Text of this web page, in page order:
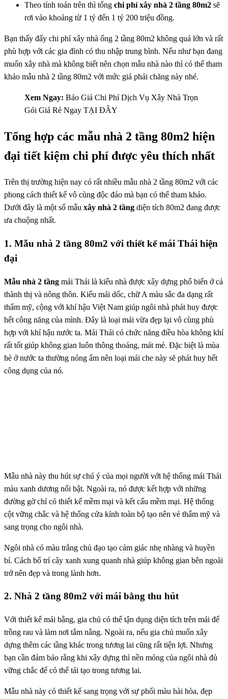
Theo tính toán trên thì tổng chi phí xây nhà 2 tầng 80m2 sẽ
rơi vào khoảng từ 1 tỷ đến 1 tỷ 200 triệu đồng.
Bạn thấy đấy chi phí xây nhà ống 2 tầng 80m2 không quá lớn và rất
phù hợp với các gia đình có thu nhập trung bình. Nếu như bạn đang
muốn xây nhà mà không biết nên chọn mẫu nhà nào thì có thể tham
khảo mẫu nhà 2 tầng 80m2 với mức giá phải chăng này nhé.
Xem Ngay: Báo Giá Chi Phí Dịch Vụ Xây Nhà Trọn
Gói Giá Rẻ Ngay TẠI ĐÂY
Tổng hợp các mẫu nhà 2 tầng 80m2 hiện
đại tiết kiệm chi phí được yêu thích nhất
Trên thị trường hiện nay có rất nhiều mẫu nhà 2 tầng 80m2 với các
phong cách thiết kế vô cùng độc đáo mà bạn có thể tham khảo.
Dưới đây là một số mẫu xây nhà 2 tầng diện tích 80m2 đang được
ưa chuộng nhất.
1. Mẫu nhà 2 tầng 80m2 với thiết kế mái Thái hiện
đại
Mẫu nhà 2 tầng mái Thái là kiểu nhà được xây dựng phổ biến ở cả
thành thị và nông thôn. Kiểu mái dốc, chữ A màu sắc đa dạng rất
thẩm mỹ, cộng với khí hậu Việt Nam giúp ngôi nhà phát huy được
hết công năng của mình. Đây là loại mái vừa đẹp lại vô cùng phù
hợp với khí hậu nước ta. Mái Thái có chức năng điều hòa không khí
rất tốt giúp không gian luôn thông thoáng, mát mẻ. Đặc biệt là mùa
hè ở nước ta thường nóng ẩm nên loại mái che này sẽ phát huy hết
công dụng của nó.
Mẫu nhà này thu hút sự chú ý của mọi người với hệ thống mái Thái
màu xanh dương nổi bật. Ngoài ra, nó được kết hợp với những
đường gờ chỉ có thiết kế mềm mại và kết cấu mềm mại. Hệ thống
cột vững chắc và hệ thống cửa kính toàn bộ tạo nên vẻ thẩm mỹ và
sang trọng cho ngôi nhà.
Ngôi nhà có màu trắng chủ đạo tạo cảm giác nhẹ nhàng và huyền
bí. Cách bố trí cây xanh xung quanh nhà giúp không gian bên ngoài
trở nên đẹp và trong lành hơn.
2. Nhà 2 tầng 80m2 với mái bằng thu hút
Với thiết kế mái bằng, gia chủ có thể tận dụng diện tích trên mái để
trồng rau và làm nơi tắm nắng. Ngoài ra, nếu gia chủ muốn xây
dựng thêm các tầng khác trong tương lai cũng rất tiện lợi. Nhưng
bạn cần đảm bảo rằng khi xây dựng thì nền móng của ngôi nhà đủ
vững chắc để có thể tái tạo trong tương lai.
Mẫu nhà này có thiết kế sang trọng với sự phối màu hài hòa, đẹp